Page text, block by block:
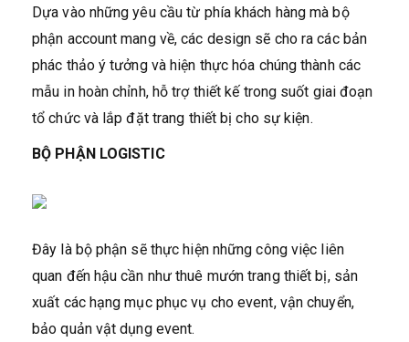
Dựa vào những yêu cầu từ phía khách hàng mà bộ
phận account mang về, các design sẽ cho ra các bản
phác thảo ý tưởng và hiện thực hóa chúng thành các
mẫu in hoàn chỉnh, hỗ trợ thiết kế trong suốt giai đoạn
tổ chức và lắp đặt trang thiết bị cho sự kiện.
BỘ PHẬN LOGISTIC
Đây là bộ phận sẽ thực hiện những công việc liên
quan đến hậu cần như thuê mướn trang thiết bị, sản
xuất các hạng mục phục vụ cho event, vận chuyển,
bảo quản vật dụng event.